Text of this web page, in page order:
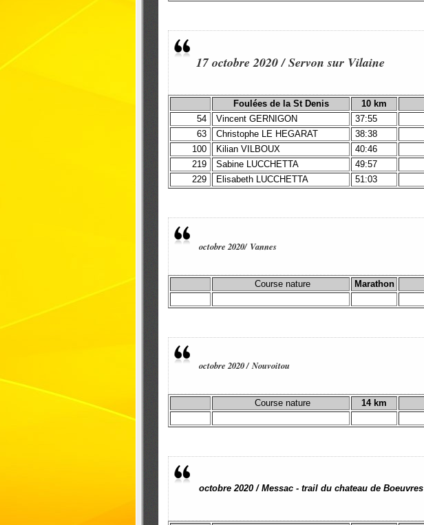
17 octobre 2020 / Servon sur Vilaine
Foulées de la St Denis 10 km
54
Vincent GERNIGON
37:55
63
Christophe LE HEGARAT
38:38
100
Kilian VILBOUX
40:46
219
Sabine LUCCHETTA
49:57
229
Elisabeth LUCCHETTA 51:03
octobre 2020/ Vannes
Course nature Marathon
octobre 2020 / Nouvoitou
Course nature 14 km
octobre 2020 / Messac - trail du chateau de Boeuvres